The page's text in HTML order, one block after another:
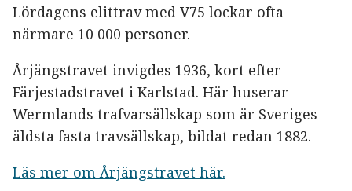
Lördagens elittrav med V75 lockar ofta
närmare 10 000 personer.
Årjängstravet invigdes 1936, kort efter
Färjestadstravet i Karlstad. Här huserar
Wermlands trafvarsällskap som är Sveriges
äldsta fasta travsällskap, bildat redan 1882.
Läs mer om Årjängstravet här.